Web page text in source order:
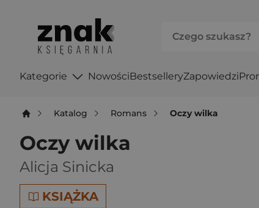
Kategorie NowościBestselleryZapowiedzi
Katalog Romans Oczy wilka
Oczy wilka
Alicja Sinicka
KSIĄŻKA